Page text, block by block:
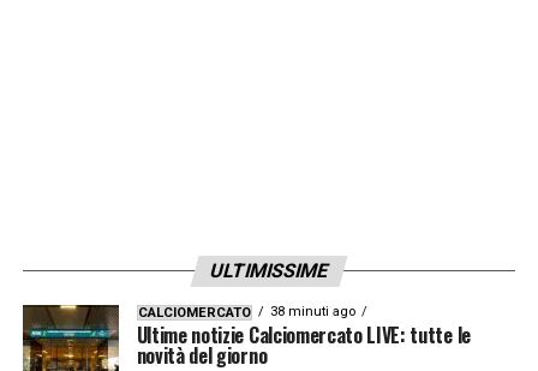
ULTIMISSIME
CALCIOMERCATO 38 minuti ago
Ultime notizie Calciomercato LIVE: tutte le
novità del giorno